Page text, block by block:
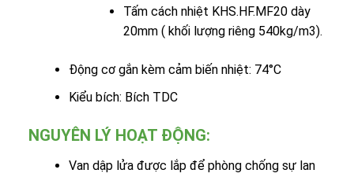
Tấm cách nhiệt KHS.HF.MF20 dày
20mm ( khối lượng riêng 540kg/m3).
Động cơ gắn kèm cảm biến nhiệt: 74°C
Kiểu bích: Bích TDC
NGUYÊN LÝ HOẠT ĐỘNG:
Van dập lửa được lắp để phòng chống sự lan